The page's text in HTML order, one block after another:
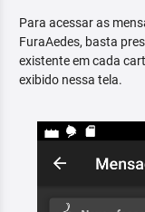
Para acessar as
FuraAedes, basta
existente em cada
exibido nessa tela.